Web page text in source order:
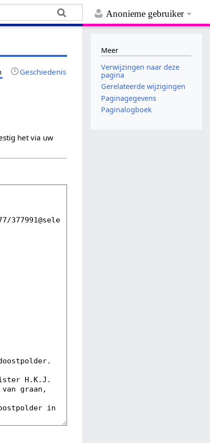
Anonieme gebruiker
Geschiedenis
het via uw
Meer
Verwijzingen naar deze
pagina
Gerelateerde wijzigingen
Paginagegevens
Paginalogboek